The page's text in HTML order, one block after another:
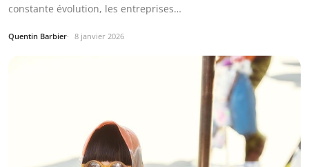
constante évolution, les entreprises…
Quentin Barbier 8 janvier 2026